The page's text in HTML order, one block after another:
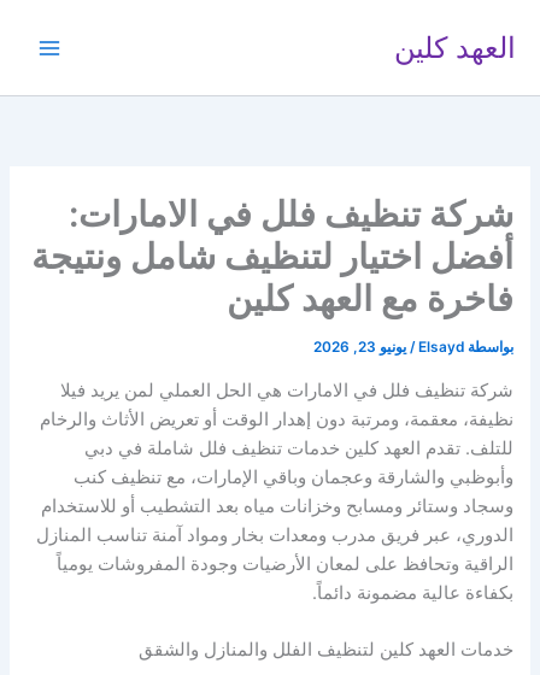
المحتوى
العهد كلين
شركة تنظيف فلل في الامارات:
أفضل اختيار لتنظيف شامل ونتيجة
فاخرة مع العهد كلين
بواسطة Elsayd
/يونيو 23, 2026
شركة تنظيف فلل في الامارات هي الحل العملي لمن يريد فيلا
نظيفة، معقمة، ومرتبة دون إهدار الوقت أو تعريض الأثاث والرخام
للتلف. تقدم العهد كلين خدمات تنظيف فلل شاملة في دبي
وأبوظبي والشارقة وعجمان وباقي الإمارات، مع تنظيف كنب
وسجاد وستائر ومسابح وخزانات مياه بعد التشطيب أو للاستخدام
الدوري، عبر فريق مدرب ومعدات بخار ومواد آمنة تناسب المنازل
الراقية وتحافظ على لمعان الأرضيات وجودة المفروشات يومياً
بكفاءة عالية مضمونة دائماً.
خدمات العهد كلين لتنظيف الفلل والمنازل والشقق